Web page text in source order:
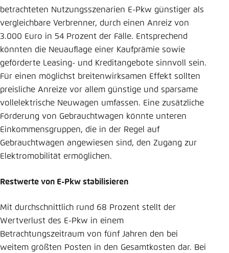
betrachteten Nutzungsszenarien E-Pkw günstiger als
vergleichbare Verbrenner, durch einen Anreiz von
3.000 Euro in 54 Prozent der Fälle. Entsprechend
könnten die Neuauflage einer Kaufprämie sowie
geförderte Leasing- und Kreditangebote sinnvoll sein.
Für einen möglichst breitenwirksamen Effekt sollten
preisliche Anreize vor allem günstige und sparsame
vollelektrische Neuwagen umfassen. Eine zusätzliche
Förderung von Gebrauchtwagen könnte unteren
Einkommensgruppen, die in der Regel auf
Gebrauchtwagen angewiesen sind, den Zugang zur
Elektromobilität ermöglichen.
Restwerte von E-Pkw stabilisieren
Mit durchschnittlich rund 68 Prozent stellt der
Wertverlust des E-Pkw in einem
Betrachtungszeitraum von fünf Jahren den bei
weitem größten Posten in den Gesamtkosten dar. Bei